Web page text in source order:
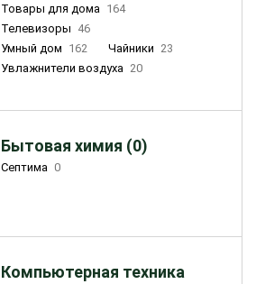
Товары для дома 164
Телевизоры 46
Умный дом 162 Чайники 23
Увлажнители воздуха 20
Бытовая химия (0)
Септима 0
Компьютерная техника